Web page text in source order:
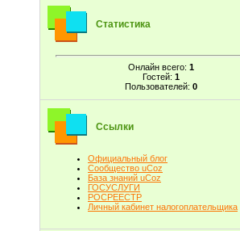
Статистика
Онлайн всего: 1
Гостей: 1
Пользователей: 0
Ссылки
Официальный блог
Сообщество uCoz
База знаний uCoz
ГОСУСЛУГИ
РОСРЕЕСТР
Личный кабинет налогоплательщика